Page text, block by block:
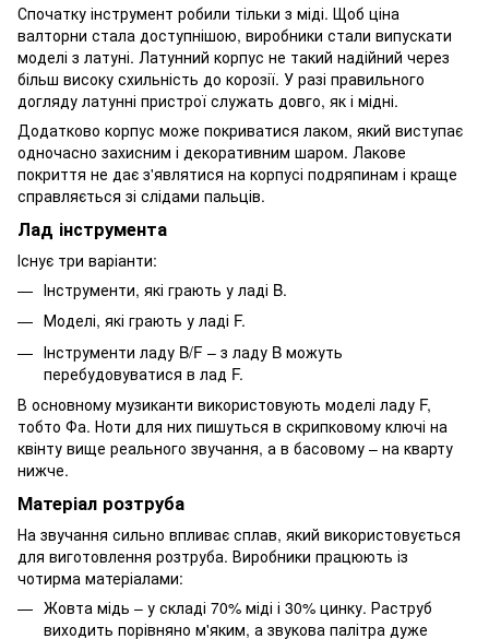
Спочатку інструмент робили тільки з міді. Щоб ціна
валторни стала доступнішою, виробники стали випускати
моделі з латуні. Латунний корпус не такий надійний через
більш високу схильність до корозії. У разі правильного
догляду латунні пристрої служать довго, як і мідні.
Додатково корпус може покриватися лаком, який виступає
одночасно захисним і декоративним шаром. Лакове
покриття не дає з'являтися на корпусі подряпинам і краще
справляється зі слідами пальців.
Лад інструмента
Існує три варіанти:
Інструменти, які грають у ладі B.
Моделі, які грають у ладі F.
Інструменти ладу B/F – з ладу B можуть
перебудовуватися в лад F.
В основному музиканти використовують моделі ладу F,
тобто Фа. Ноти для них пишуться в скрипковому ключі на
квінту вище реального звучання, а в басовому – на кварту
нижче.
Матеріал розтруба
На звучання сильно впливає сплав, який використовується
для виготовлення розтруба. Виробники працюють із
чотирма матеріалами:
Жовта мідь – у складі 70% міді і 30% цинку. Раструб
виходить порівняно м'яким, а звукова палітра дуже